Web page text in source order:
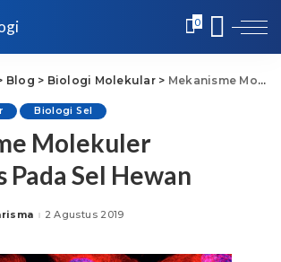
0
Blog > Biologi Molekular > Mekanisme Molekuler Apoptosis Pada Sel Hewan
Biologi Sel
Molekuler
Sel Hewan
2 Agustus 2019